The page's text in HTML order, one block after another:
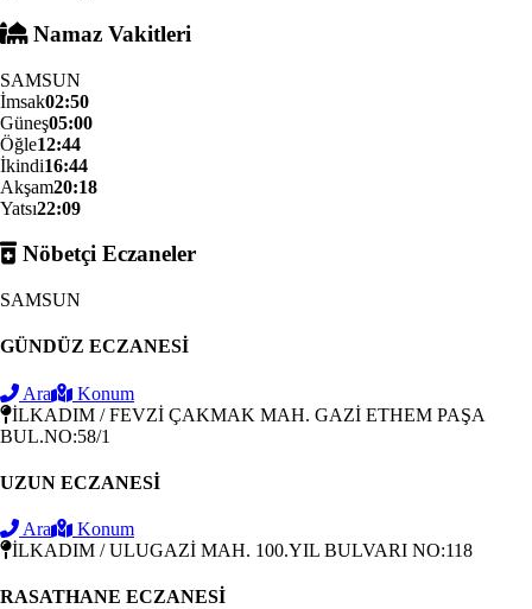
Namaz Vakitleri
SAMSUN
İmsak02:50
Güneş05:00
Öğle12:44
İkindi16:44
Akşam20:18
Yatsı22:09
Nöbetçi Eczaneler
SAMSUN
GÜNDÜZ ECZANESİ
Ara
Konum
İLKADIM / FEVZİ ÇAKMAK MAH. GAZİ ETHEM PAŞA
BUL.NO:58/1
UZUN ECZANESİ
Ara
Konum
İLKADIM / ULUGAZİ MAH. 100.YIL BULVARI NO:118
RASATHANE ECZANESİ